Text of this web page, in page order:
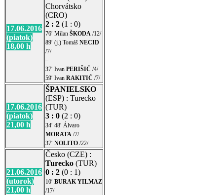
17.06.2016
(piatok)
18,00 h
Chorvátsko
(CRO)
2 : 2 (1 : 0)
76′ Milan ŠKODA /12/
89′ (j.) Tomáš NECID
/7/
–
37′ Ivan PERIŠIĆ /4/
59′ Ivan RAKITIĆ /7/
17.06.2016
(piatok)
21,00 h
ŠPANIELSKO
(ESP) : Turecko
(TUR)
3 : 0 (2 : 0)
34′ 48′ Álvaro
MORATA /7/
37′ NOLITO /22/
21.06.2016
(utorok)
21,00 h
Česko (CZE) :
Turecko (TUR)
0 : 2 (0 : 1)
10′ BURAK YILMAZ
/17/